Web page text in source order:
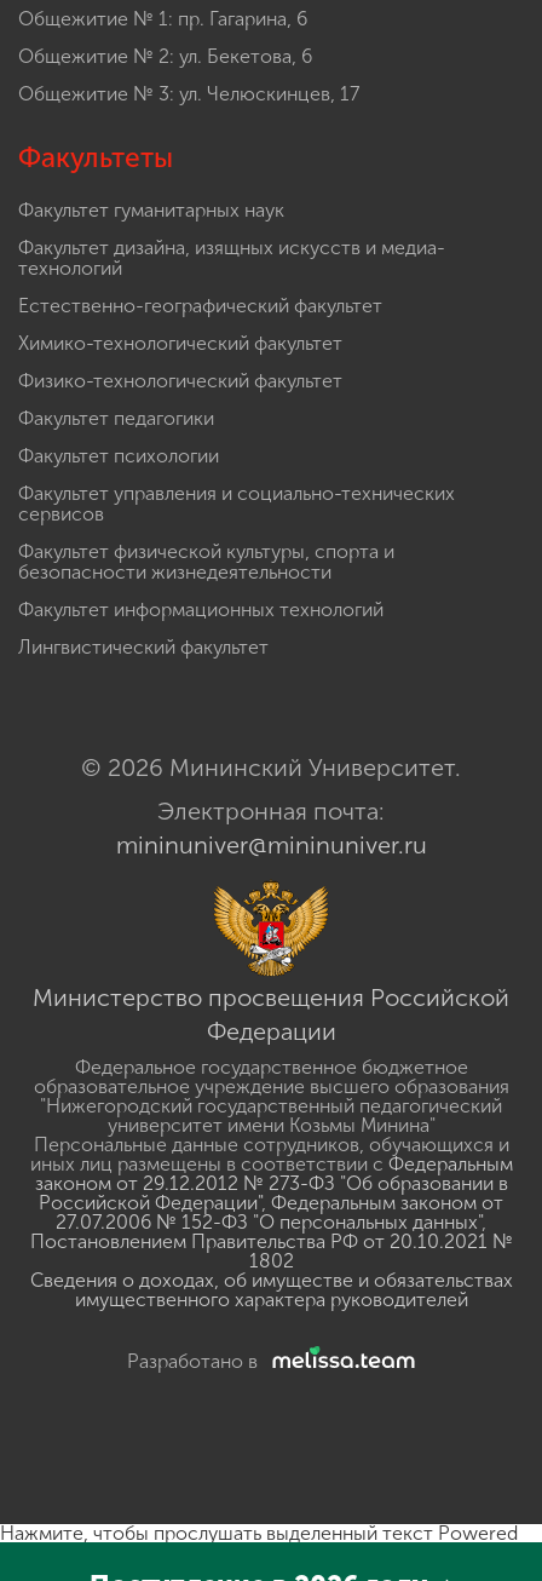
Общежитие № 1: пр. Гагарина, 6
Общежитие № 2: ул. Бекетова, 6
Общежитие № 3: ул. Челюскинцев, 17
Факультеты
Факультет гуманитарных наук
Факультет дизайна, изящных искусств и медиа-
технологий
Естественно-географический факультет
Химико-технологический факультет
Физико-технологический факультет
Факультет педагогики
Факультет психологии
Факультет управления и социально-технических
сервисов
Факультет физической культуры, спорта и
безопасности жизнедеятельности
Факультет информационных технологий
Лингвистический факультет
© 2026 Мининский Университет.
Электронная почта:
mininuniver@mininuniver.ru
Министерство просвещения Российской
Федерации
Федеральное государственное бюджетное
образовательное учреждение высшего образования
"Нижегородский государственный педагогический
университет имени Козьмы Минина"
Персональные данные сотрудников, обучающихся и
иных лиц размещены в соответствии с Федеральным
законом от 29.12.2012 № 273-ФЗ "Об образовании в
Российской Федерации", Федеральным законом от
27.07.2006 № 152-ФЗ "О персональных данных",
Постановлением Правительства РФ от 20.10.2021 №
1802
Сведения о доходах, об имуществе и обязательствах
имущественного характера руководителей
Разработано в
Нажмите, чтобы прослушать выделенный текст Powered